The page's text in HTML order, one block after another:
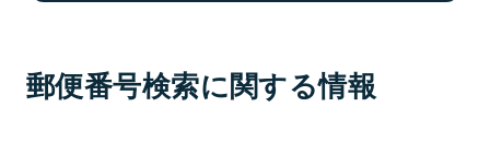
郵便番号検索に関する情報